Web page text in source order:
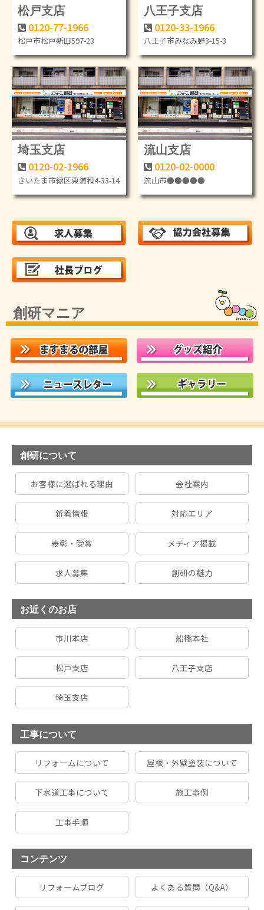
松戸支店
0120-77-1966
松戸市松戸新田597-23
八王子支店
0120-33-1966
八王子市みなみ野3-15-3
埼玉支店
0120-02-1966
さいたま市緑区東浦和4-33-14
流山支店
0120-02-0000
流山市●●●●●
創研マニア
創研について
お客様に選ばれる理由 会社案内
新着情報 対応エリア
表彰・受賞 メディア掲載
求人募集 創研の魅力
お近くのお店
市川本店 船橋本社
松戸支店 八王子支店
埼玉支店
工事について
リフォームについて 屋根・外壁塗装について
下水道工事について 施工事例
工事手順
コンテンツ
リフォームブログ よくある質問（Q&A）